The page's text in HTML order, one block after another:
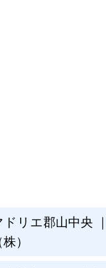
ドリエ郡山中央
株）